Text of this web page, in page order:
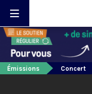
Émissions Concert